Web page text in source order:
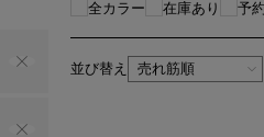
全カラー 在庫あり 予
並び替え